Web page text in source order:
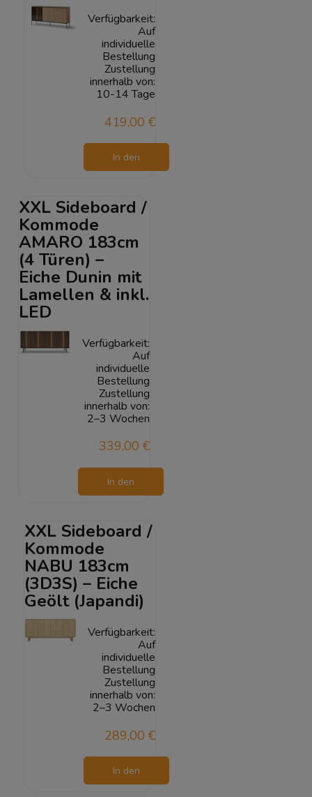
Verfügbarkeit:
Auf
individuelle
Bestellung
Zustellung
innerhalb von:
10-14 Tage
419,00 €
In den
XXL Sideboard /
Kommode
AMARO 183cm
(4 Türen) –
Eiche Dunin mit
Lamellen & inkl.
LED
Verfügbarkeit:
Auf
individuelle
Bestellung
Zustellung
innerhalb von:
2–3 Wochen
339,00 €
In den
XXL Sideboard /
Kommode
NABU 183cm
(3D3S) – Eiche
Geölt (Japandi)
Verfügbarkeit:
Auf
individuelle
Bestellung
Zustellung
innerhalb von:
2–3 Wochen
289,00 €
In den